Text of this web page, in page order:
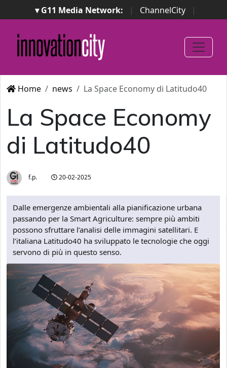
▾ G11 Media Network: | ChannelCity
|
ImpresaCity | SecurityOpenLab | Italian Channel
Awards
Italian Project Awards
Italian Security
Awards
Home news La Space Economy di Latitudo40
La Space Economy
di Latitudo40
f.p. 20-02-2025
Dalle emergenze ambientali alla pianificazione urbana
passando per la Smart Agriculture: sempre più ambiti
possono sfruttare l’analisi delle immagini satellitari. E
l’italiana Latitudo40 ha sviluppato le tecnologie che oggi
servono di più in questo senso.